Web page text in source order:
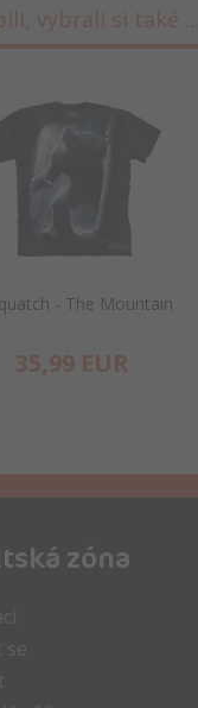
vybrali si také ...
- The Mountain
35,99 EUR
zóna